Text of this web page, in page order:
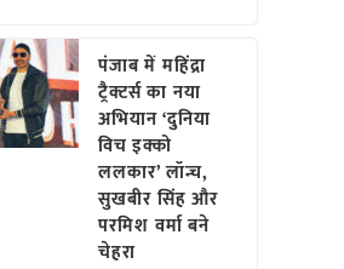
पंजाब में महिंद्रा
ट्रैक्टर्स का नया
अभियान ‘दुनिया
विच इक्को
ललकार’ लॉन्च,
सुखबीर सिंह और
परमिश वर्मा बने
चेहरा